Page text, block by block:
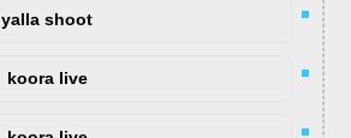
yalla shoot
koora live